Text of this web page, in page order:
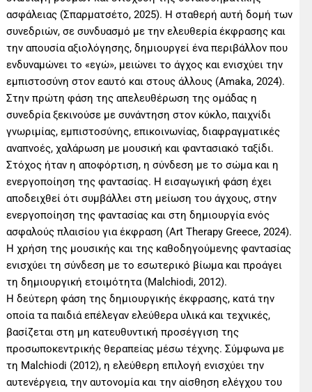
ασφάλειας (Σπαρματσέτο, 2025). Η σταθερή αυτή δομή των
συνεδριών, σε συνδυασμό με την ελευθερία έκφρασης και
την απουσία αξιολόγησης, δημιουργεί ένα περιβάλλον που
ενδυναμώνει το «εγώ», μειώνει το άγχος και ενισχύει την
εμπιστοσύνη στον εαυτό και στους άλλους (Amaka, 2024).
Στην πρώτη φάση της απελευθέρωση της ομάδας η
συνεδρία ξεκινούσε με συνάντηση στον κύκλο, παιχνίδι
γνωριμίας, εμπιστοσύνης, επικοινωνίας, διαφραγματικές
αναπνοές, χαλάρωση με μουσική και φαντασιακό ταξίδι.
Στόχος ήταν η αποφόρτιση, η σύνδεση με το σώμα και η
ενεργοποίηση της φαντασίας. Η εισαγωγική φάση έχει
αποδειχθεί ότι συμβάλλει στη μείωση του άγχους, στην
ενεργοποίηση της φαντασίας και στη δημιουργία ενός
ασφαλούς πλαισίου για έκφραση (Art Therapy Greece, 2024).
Η χρήση της μουσικής και της καθοδηγούμενης φαντασίας
ενισχύει τη σύνδεση με το εσωτερικό βίωμα και προάγει
τη δημιουργική ετοιμότητα (Malchiodi, 2012).
Η δεύτερη φάση της δημιουργικής έκφρασης, κατά την
οποία τα παιδιά επέλεγαν ελεύθερα υλικά και τεχνικές,
βασίζεται στη μη κατευθυντική προσέγγιση της
προσωποκεντρικής θεραπείας μέσω τέχνης. Σύμφωνα με
τη Malchiodi (2012), η ελεύθερη επιλογή ενισχύει την
αυτενέργεια, την αυτονομία και την αίσθηση ελέγχου του